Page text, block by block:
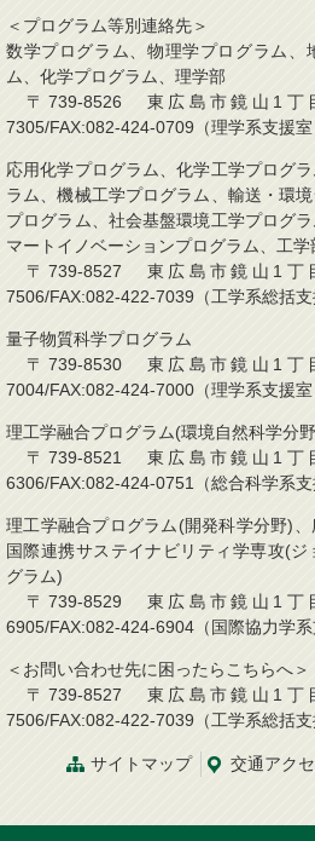
＜プログラム等別連絡先＞
数学プログラム、物理学プログラム、
ム、化学プログラム、理学部
〒739-8526 東広島市鏡山1丁
7305/FAX:082-424-0709（理学系支援室
応用化学プログラム、化学工学プログ
ラム、機械工学プログラム、輸送・環
プログラム、社会基盤環境工学プログ
マートイノベーションプログラム、工
〒739-8527 東広島市鏡山1丁
7506/FAX:082-422-7039（工学系総括支
量子物質科学プログラム
〒739-8530 東広島市鏡山1丁
7004/FAX:082-424-7000（理学系支援室
理工学融合プログラム(環境自然科学分
〒739-8521 東広島市鏡山1丁
6306/FAX:082-424-0751（総合科学系支
理工学融合プログラム(開発科学分野)
国際連携サステイナビリティ学専攻(
グラム)
〒739-8529 東広島市鏡山1丁
6905/FAX:082-424-6904（国際協力学系
＜お問い合わせ先に困ったらこちらへ＞
〒739-8527 東広島市鏡山1丁
7506/FAX:082-422-7039（工学系総括支
サイトマップ 交通アク